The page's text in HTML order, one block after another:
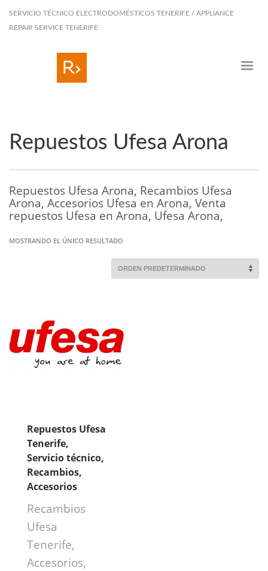
SERVICIO TÉCNICO ELECTRODOMÉSTICOS TENERIFE / APPLIANCE
REPAIR SERVICE TENERIFE
Repuestos Ufesa Arona
Repuestos Ufesa Arona, Recambios Ufesa
Arona, Accesorios Ufesa en Arona, Venta
repuestos Ufesa en Arona, Ufesa Arona,
MOSTRANDO EL ÚNICO RESULTADO
Repuestos Ufesa
Tenerife,
Servicio técnico,
Recambios,
Accesorios
Recambios
Ufesa
Tenerife,
Accesorios,